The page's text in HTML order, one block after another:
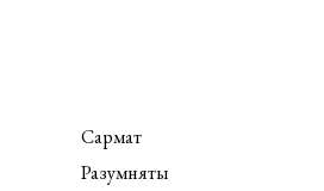
Сармат
Разумняты